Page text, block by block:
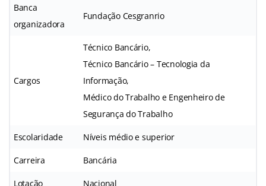
Banca
organizadora
Fundação Cesgranrio
Cargos
Técnico Bancário,
Técnico Bancário – Tecnologia da
Informação,
Médico do Trabalho e Engenheiro de
Segurança do Trabalho
Escolaridade Níveis médio e superior
Carreira Bancária
Lotação Nacional